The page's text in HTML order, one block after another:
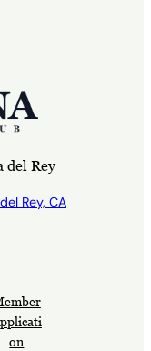
del Rey
Rey, CA
on